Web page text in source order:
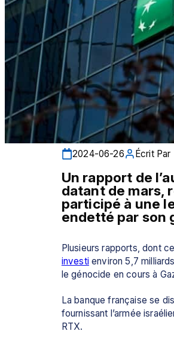
2024-06-26 Écrit Par
Un rapport de
datant de mars,
participé à une
endetté par son
investi environ 5,7
le génocide en cours à
La banque française se
fournissant l’armée
RTX.